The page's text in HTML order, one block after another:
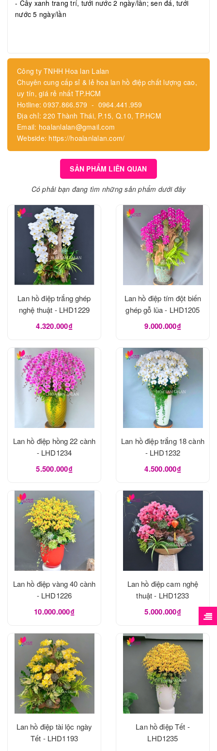
- Cây xanh trang trí, tưới nước 2 ngày/lần; sen đá, tưới
nước 5 ngày/lần
Công ty TNHH Hoa lan Lalan
Chuyên cung cấp sỉ & lẻ hoa lan hồ điệp chất lượng cao,
uy tín, giá rẻ nhất TP.HCM
Hotline: 0937.866.579 - 0964.441.959
Địa chỉ: 220 Thành Thái, P.15, Q.10, TP.HCM
Email: hoalanlalan@gmail.com
Webside: https://hoalanlalan.com/
SẢN PHẨM LIÊN QUAN
Có phải bạn đang tìm những sản phẩm dưới đây
Lan hồ điệp trắng ghép
nghệ thuật - LHD1229
4.320.000₫
Lan hồ điệp tím đột biến
ghép gỗ lũa - LHD1205
9.000.000₫
Lan hồ điệp hồng 22 cành
- LHD1234
5.500.000₫
Lan hồ điệp trắng 18 cành
- LHD1232
4.500.000₫
Lan hồ điệp vàng 40 cành
- LHD1226
10.000.000₫
Lan hồ điệp cam nghệ
thuật - LHD1233
5.000.000₫
Lan hồ điệp tài lộc ngày
Tết - LHD1193
Lan hồ điệp Tết -
LHD1235